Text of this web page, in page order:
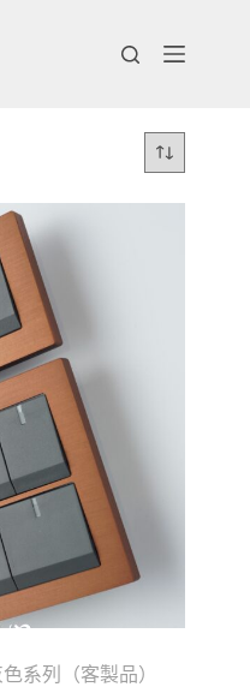
系列（客製品）